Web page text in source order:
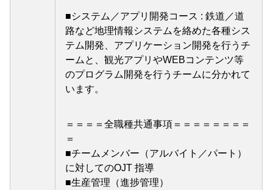
■システム／アプリ開発コース : 鉄道／道
路など地理情報システムを絡めた各種シス
テム開発、アプリケーション開発を行うチ
ームと、観光アプリやWEBコンテンツ等
のプログラム開発を行うチームに分かれて
います。
＝＝＝＝全職種共通事項＝＝＝＝＝＝＝＝
＝
■チームメンバー（アルバイト／パート）
に対してのOJT 指導
■生産管理（進捗管理）